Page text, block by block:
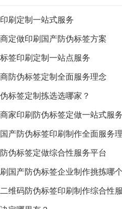
刷定制一站式服务
定做印刷国产防伪标签方案
签印刷定制一站点服务
防伪标签定制全面服务理念
标签定制拣选选哪家？
家印刷防伪标签定做一站式服
产防伪标签印刷制作全面服务
伪标签定做综合性服务平台
国产防伪标签企业制作挑拣哪
维码防伪标签印刷制作综合性